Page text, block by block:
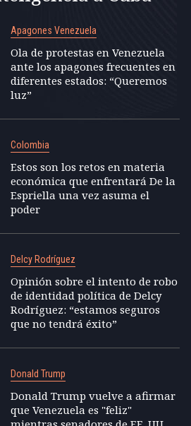
Apagones Venezuela
Ola de protestas en Venezuela
ante los apagones frecuentes en
diferentes estados: “Queremos
luz”
Colombia
Estos son los retos en materia
económica que enfrentará De la
Espriella una vez asuma el
poder
Delcy Rodríguez
Opinión sobre el intento de robo
de identidad política de Delcy
Rodríguez: “estamos seguros
que no tendrá éxito”
Donald Trump
Donald Trump vuelve a afirmar
que Venezuela es "feliz"